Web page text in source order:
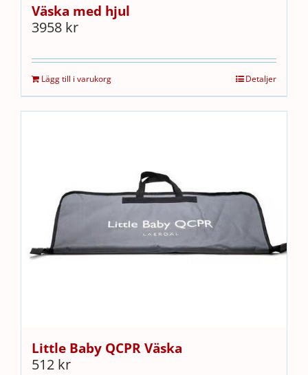
Väska med hjul
3958 kr
Lägg till i varukorg Detaljer
Little Baby QCPR Väska
512 kr